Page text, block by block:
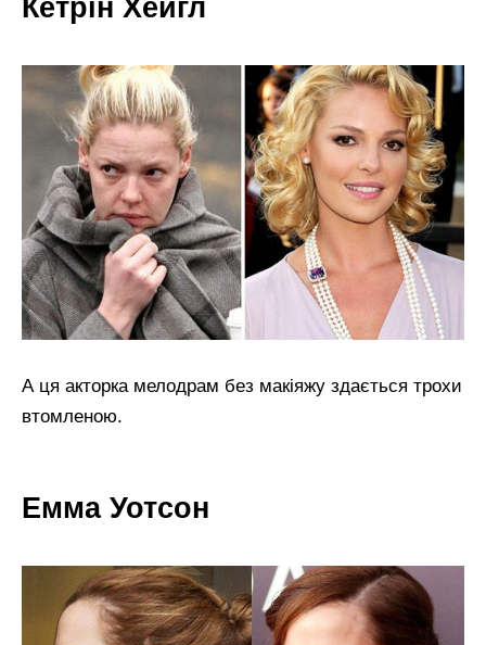
А ця акторка мелодрам без макіяжу здається трохи
втомленою.
Емма Уотсон